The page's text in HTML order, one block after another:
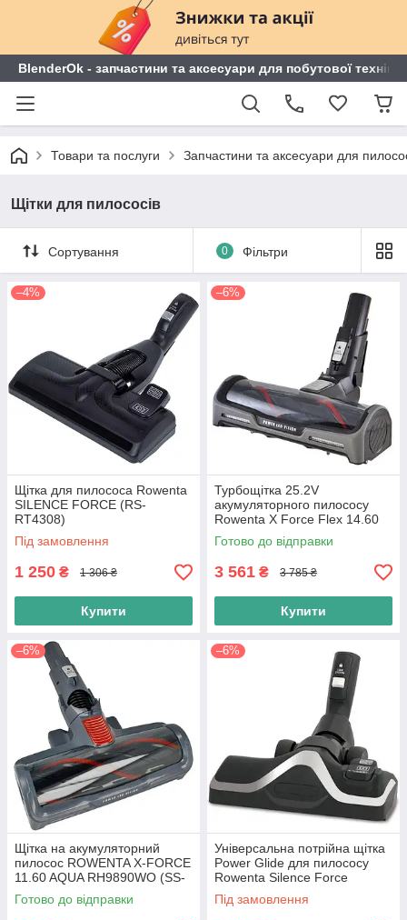
BlenderOk - запчастини та аксесуари для побутової техніки
Товари та послуги Запчастини та аксесуари для
Щітки для пилососів
Сортування 0 Фільтри
–4%
Щітка для пилососа Rowenta
SILENCE FORCE (RS-
RT4308)
Під замовлення
1 250 ₴ 1 306 ₴
Купити
–6%
Турбощітка 25.2V
акумуляторного пилососу
Rowenta X Force Flex 14.60
RH9990WO RH99C0WO (SS-
2230002622)
Готово до відправки
3 561 ₴ 3 785 ₴
Купити
–6%
Щітка на акумуляторний
пилосос ROWENTA X-FORCE
11.60 AQUA RH9890WO (SS-
2230002392) Сіра
Готово до відправки
–6%
Універсальна потрійна щітка
Power Glide для пилососу
Rowenta Silence Forcе
(ZR903801)
Під замовлення